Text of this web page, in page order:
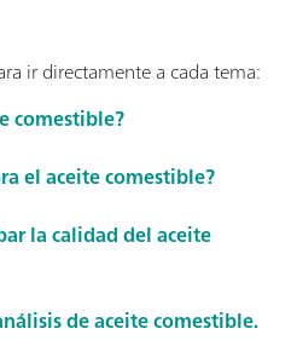
ir directamente a cada tema:
comestible?
el aceite comestible?
la calidad del aceite
de aceite comestible.